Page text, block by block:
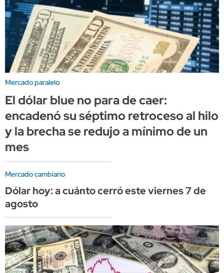
Mercado paralelo
El dólar blue no para de caer:
encadenó su séptimo retroceso al hilo
y la brecha se redujo a mínimo de un
mes
Mercado cambiario
Dólar hoy: a cuánto cerró este viernes 7 de
agosto